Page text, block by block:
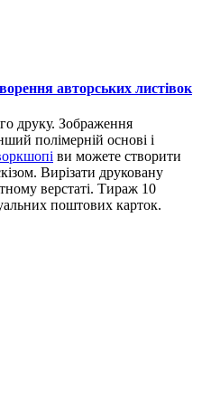
авторських листівок
друку. Зображення
полімерній основі і
ви можете створити
Вирізати друковану
верстаті. Тираж 10
поштових карток.